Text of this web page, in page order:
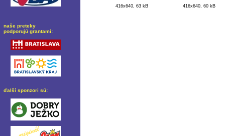
naše preteky
podporujú grantami:
ďalší sponzori sú:
416x640, 63 kB 416x640, 60 kB